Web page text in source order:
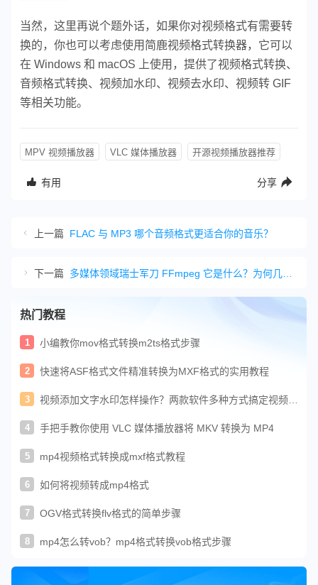
当然，这里再说个题外话，如果你对视频格式有需要转
换的，你也可以考虑使用简鹿视频格式转换器，它可以
在 Windows 和 macOS 上使用，提供了视频格式转换、
音频格式转换、视频加水印、视频去水印、视频转 GIF
等相关功能。
MPV 视频播放器 VLC 媒体播放器 开源视频播放器推荐
有用 分享
上一篇 FLAC 与 MP3 哪个音频格式更适合你的音乐？
下一篇 多媒体领域瑞士军刀 FFmpeg 它是什么？为何几乎所有影音软件都离不开它
热门教程
1 小编教你mov格式转换m2ts格式步骤
2 快速将ASF格式文件精准转换为MXF格式的实用教程
3
视频添加文字水印怎样操作？两款软件多种方式搞定视频水
4 手把手教你使用 VLC 媒体播放器将 MKV 转换为 MP4
5 mp4视频格式转换成mxf格式教程
6 如何将视频转成mp4格式
7 OGV格式转换flv格式的简单步骤
8 mp4怎么转vob？mp4格式转换vob格式步骤